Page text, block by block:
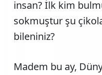
insan? İlk kim
sokmuştur şu
bileniniz?
Madem bu ay,